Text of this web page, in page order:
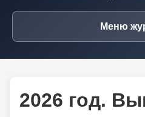
Меню
2026 год.